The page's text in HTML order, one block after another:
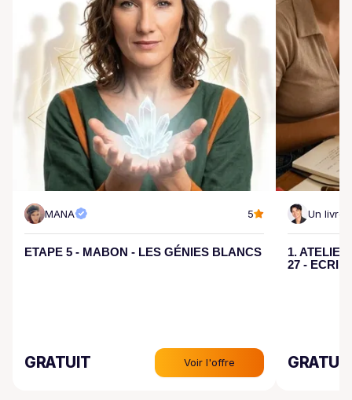
MANA 5
ETAPE 5 - MABON - LES GÉNIES BLANCS
GRATUIT Voir l'offre
Un livre
1.
27 -